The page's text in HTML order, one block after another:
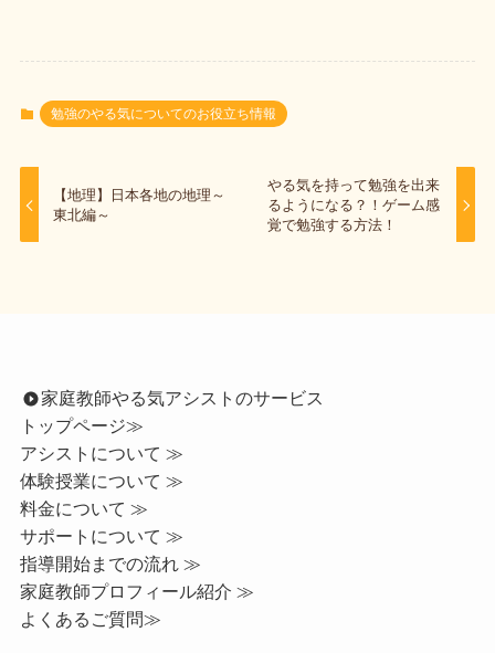
勉強のやる気についてのお役立ち情報
【地理】日本各地の地理～
東北編～
やる気を持って勉強を出来
るようになる？！ゲーム感
覚で勉強する方法！
家庭教師やる気アシストのサービス
トップページ≫
アシストについて ≫
体験授業について ≫
料金について ≫
サポートについて ≫
指導開始までの流れ ≫
家庭教師プロフィール紹介 ≫
よくあるご質問≫